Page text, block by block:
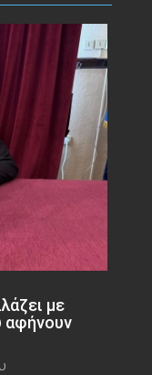
με
αφήνουν